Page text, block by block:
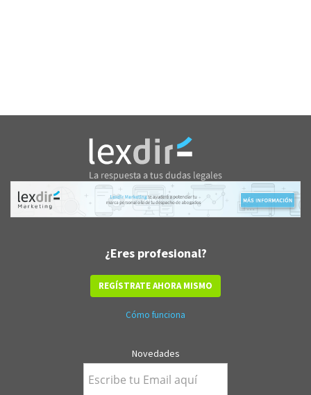
¿Eres profesional?
REGÍSTRATE AHORA MISMO
Cómo funciona
Novedades